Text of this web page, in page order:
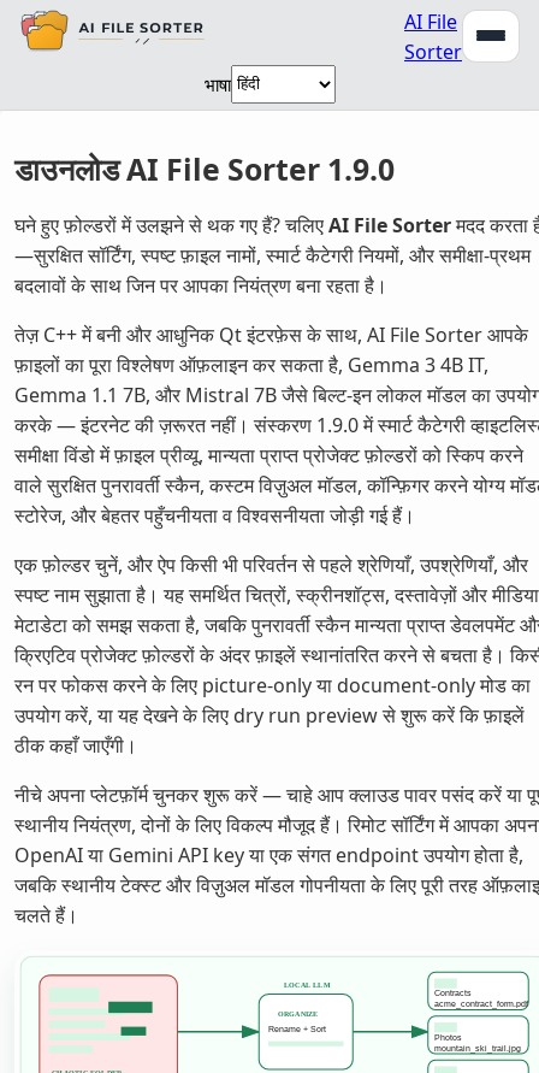
AI File
Sorter
भाषा
डाउनलोड AI File Sorter 1.9.0
घने हुए फ़ोल्डरों में उलझने से थक गए हैं? चलिएAI File Sorterमदद करता
—सुरक्षित सॉर्टिंग, स्पष्ट फ़ाइल नामों, स्मार्ट कैटेगरी नियमों, और समीक्षा-प्रथम
बदलावों के साथ जिन पर आपका नियंत्रण बना रहता है।
तेज़ C++ में बनी और आधुनिक Qt इंटरफ़ेस के साथ, AI File Sorter आपके
फ़ाइलों का पूरा विश्लेषण ऑफ़लाइन कर सकता है, Gemma 3 4B IT,
Gemma 1.1 7B, और Mistral 7B जैसे बिल्ट-इन लोकल मॉडल का
करके — इंटरनेट की ज़रूरत नहीं। संस्करण 1.9.0 में स्मार्ट कैटेगरी
समीक्षा विंडो में फ़ाइल प्रीव्यू, मान्यता प्राप्त प्रोजेक्ट फ़ोल्डरों को स्किप करने
वाले सुरक्षित पुनरावर्ती स्कैन, कस्टम विज़ुअल मॉडल, कॉन्फ़िगर करने योग्य
स्टोरेज, और बेहतर पहुँचनीयता व विश्वसनीयता जोड़ी गई हैं।
एक फ़ोल्डर चुनें, और ऐप किसी भी परिवर्तन से पहले श्रेणियाँ, उपश्रेणियाँ, और
स्पष्ट नाम सुझाता है। यह समर्थित चित्रों, स्क्रीनशॉट्स, दस्तावेज़ों और मीडिया
मेटाडेटा को समझ सकता है, जबकि पुनरावर्ती स्कैन मान्यता प्राप्त डेवलपमेंट
क्रिएटिव प्रोजेक्ट फ़ोल्डरों के अंदर फ़ाइलें स्थानांतरित करने से बचता है।
रन पर फोकस करने के लिए picture-only या document-only मोड का
उपयोग करें, या यह देखने के लिए dry run preview से शुरू करें कि फ़ाइलें
ठीक कहाँ जाएँगी।
नीचे अपना प्लेटफ़ॉर्म चुनकर शुरू करें — चाहे आप क्लाउड पावर पसंद करें या
स्थानीय नियंत्रण, दोनों के लिए विकल्प मौजूद हैं। रिमोट सॉर्टिंग में आपका
OpenAI या Gemini API key या एक संगत endpoint उपयोग होता है,
जबकि स्थानीय टेक्स्ट और विज़ुअल मॉडल गोपनीयता के लिए पूरी तरह
चलते हैं।